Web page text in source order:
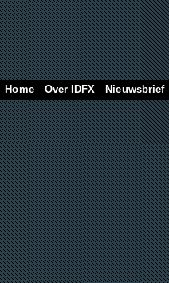
Home Over IDFX Nieuwsbrief